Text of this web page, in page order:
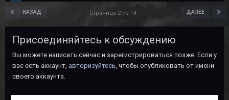
НАЗАД ДАЛЕЕ
Страница 2 из 14
Присоединяйтесь к обсуждению
Вы можете написать сейчас и зарегистрироваться позже. Если у
вас есть аккаунт, авторизуйтесь, чтобы опубликовать от имени
своего аккаунта.